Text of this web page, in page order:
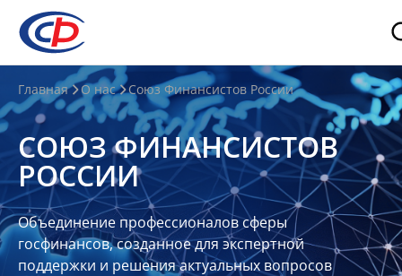
О
нас
О
СФР
Совет
Союза
Участники
Главная О нас Союз Финансистов России
СОЮЗ ФИНАНСИСТОВ
РОССИИ
Объединение профессионалов сферы
госфинансов, созданное для экспертной
поддержки и решения актуальных вопросов